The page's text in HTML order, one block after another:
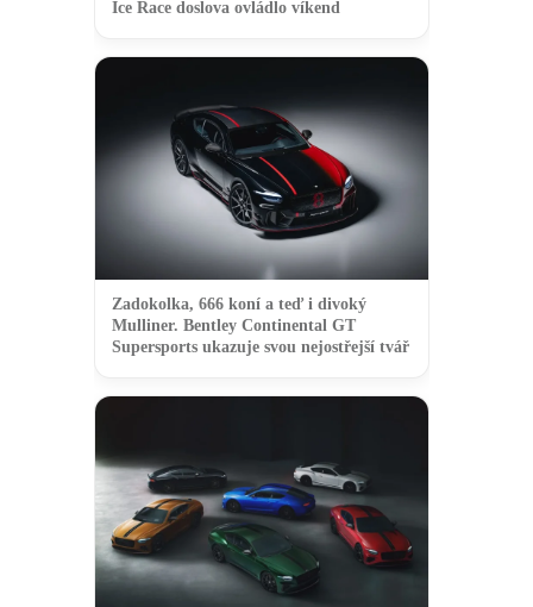
Ice Race doslova ovládlo víkend
Zadokolka, 666 koní a teď i divoký
Mulliner. Bentley Continental GT
Supersports ukazuje svou nejostřejší tvář